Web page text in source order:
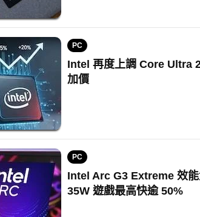
PC
Intel 再度上調 Core Ultra
加價
PC
Intel Arc G3 Extreme 效
35W 遊戲最高快逾 50%